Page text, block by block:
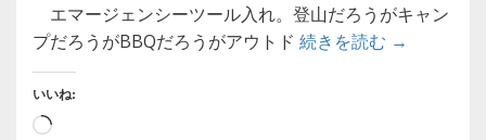
エマージェンシーツール入れ。登山だろうがキャン
プだろうがBBQだろうがアウトド 続きを読む 【アウトド
→
いいね:
読